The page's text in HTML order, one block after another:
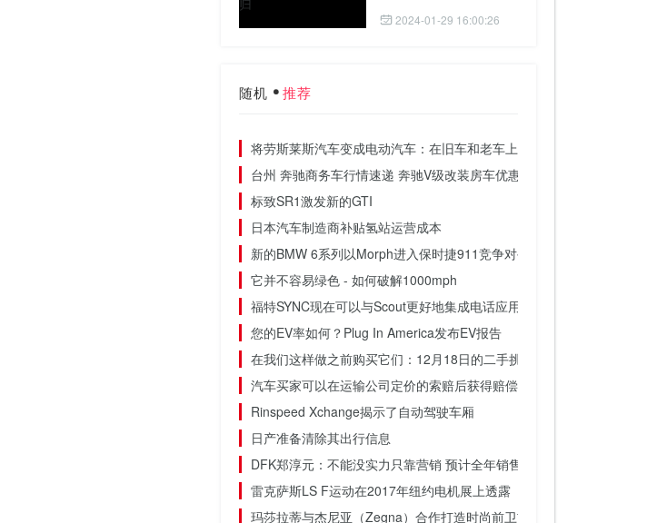
2024-01-29 16:00:26
随机 推荐
将劳斯莱斯汽车变成电动汽车：在旧车和老车上使用电动汽车改装套件
台州 奔驰商务车行情速递 奔驰V级改装房车优惠报价直降20万
标致SR1激发新的GTI
日本汽车制造商补贴氢站运营成本
新的BMW 6系列以Morph进入保时捷911竞争对手
它并不容易绿色 - 如何破解1000mph
福特SYNC现在可以与Scout更好地集成电话应用程序
您的EV率如何？Plug In America发布EV报告
在我们这样做之前购买它们：12月18日的二手挑选
汽车买家可以在运输公司定价的索赔后获得赔偿
Rinspeed Xchange揭示了自动驾驶车厢
日产准备清除其出行信息
DFK郑淳元：不能没实力只靠营销 预计全年销售保持同期27-28万台
雷克萨斯LS F运动在2017年纽约电机展上透露
玛莎拉蒂与杰尼亚（Zegna）合作打造时尚前卫吉卜力（Ghibli）概念